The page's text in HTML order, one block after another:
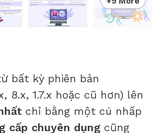
bất kỳ phiên bản
8.x, 1.7.x hoặc cũ hơn) lên
chỉ bằng một cú nhấp
cấp chuyên dụng cũng